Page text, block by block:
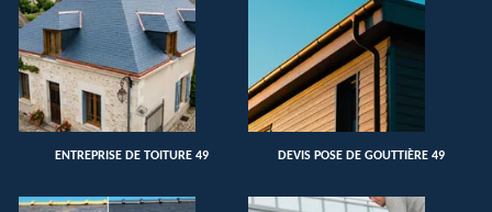
ENTREPRISE DE TOITURE 49 DEVIS POSE DE GOUTTIÈRE 49